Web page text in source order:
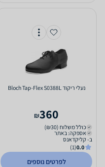
‏נעלי ריקוד Bloch Tap-Flex S0388L
360
₪
כולל משלוח (₪30)
אספקה: באתר
ב- קליקדאנס
0.0
(1)
לפרטים נוספים